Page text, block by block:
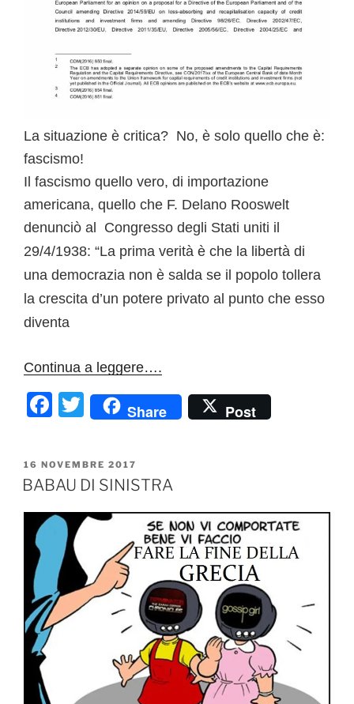
La situazione è critica? No, è solo quello che è:
fascismo!
Il fascismo quello vero, di importazione
americana, quello che F. Delano Rooswelt
denunciò al Congresso degli Stati uniti il
29/4/1938: “La prima verità è che la libertà di
una democrazia non è salda se il popolo tollera
la crescita d’un potere privato al punto che esso
diventa
Continua a leggere….
F
c
e
b
o
o
k
T
w
itt
er
Share Post
PUBBLICATO
IL
16 NOVEMBRE 2017
BABAU DI SINISTRA